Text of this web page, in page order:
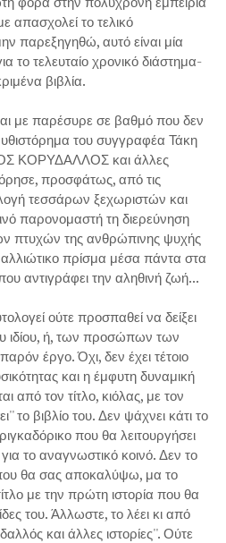
απασχολεί το τελικό
παρεξηγηθώ, αυτό είναι μία
το τελευταίο χρονικό διάστημα-
βιβλία.
με παρέσυρε σε βαθμό που δεν
του συγγραφέα Τάκη
ΚΟΡΥΔΑΛΛΟΣ και άλλες
προσφάτως, από τις
τεσσάρων ξεχωριστών και
παρονομαστή τη διερεύνηση
πτυχών της ανθρώπινης ψυχής
πρίσμα μέσα πάντα στα
αντιγράφει την αληθινή ζωή...
ούτε προσπαθεί να δείξει
ιδίου, ή, των προσώπων των
έργο. Όχι, δεν έχει τέτοιο
και η έμφυτη δυναμική
από τον τίτλο, κιόλας, με τον
το βιβλίο του. Δεν ψάχνει κάτι το
που θα λειτουργήσει
το αναγνωστικό κοινό. Δεν το
θα σας αποκαλύψω, μα το
με την πρώτη ιστορία που θα
του. Άλλωστε, το λέει κι από
και άλλες ιστορίες''. Ούτε